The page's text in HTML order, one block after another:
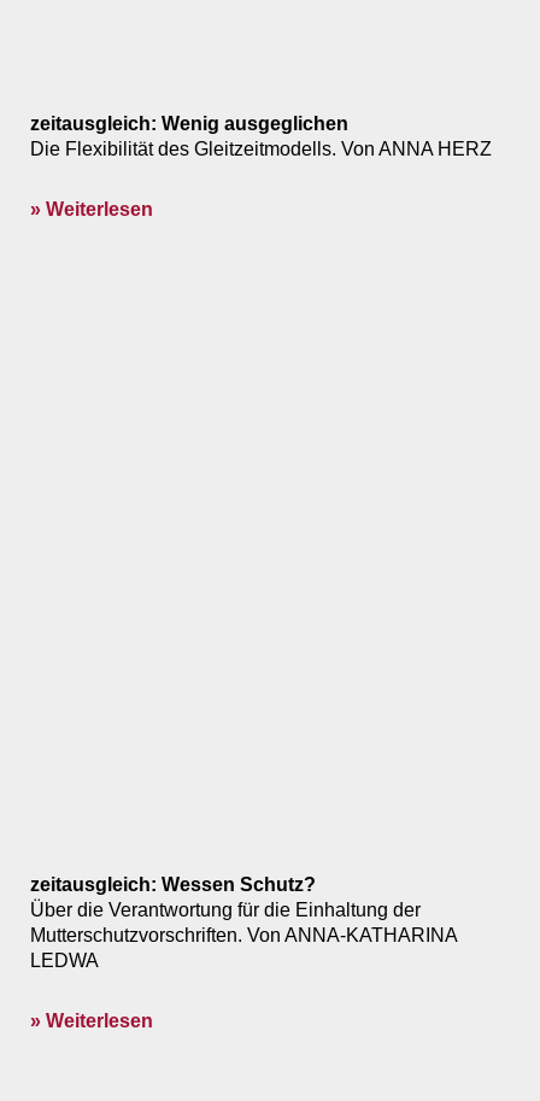
zeitausgleich: Wenig ausgeglichen
Die Flexibilität des Gleitzeitmodells. Von ANNA HERZ
» Weiterlesen
zeitausgleich: Wessen Schutz?
Über die Verantwortung für die Einhaltung der
Mutterschutzvorschriften. Von ANNA-KATHARINA
LEDWA
» Weiterlesen